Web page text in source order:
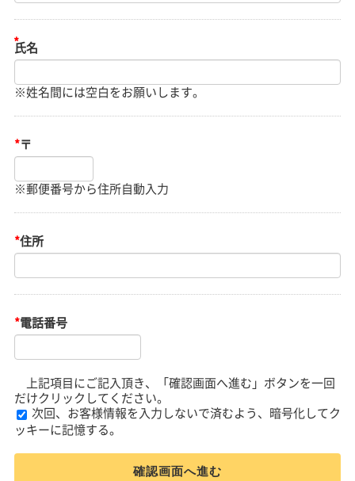
※姓名間には空白をお願いします。
*〒
※郵便番号から住所自動入力
*住所
*電話番号
上記項目にご記入頂き、「確認画面へ進む」ボタンを一回
だけクリックしてください。
ッキーに記憶する。
確認画面へ進む